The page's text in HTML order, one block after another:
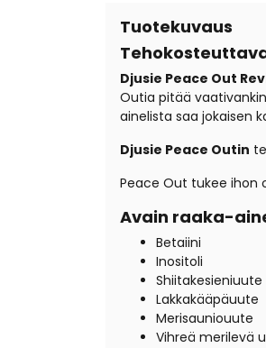
Tuotekuvaus
Djusie Peace Out
Outia pitää
ainelista saa jokaisen
Djusie Peace Outin
Peace Out tukee ihon
Avain raaka-
Betaiini
Inositoli
Shiitakesieniuute
Lakkakääpäuute
Merisauniouute
Vihreä merilevä